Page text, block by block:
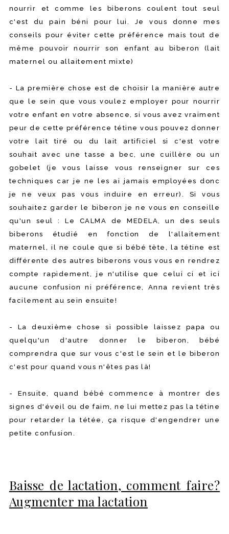
nourrir et comme les biberons coulent tout seul
c'est du pain béni pour lui. Je vous donne mes
conseils pour éviter cette préférence mais tout de
même pouvoir nourrir son enfant au biberon (lait
maternel ou allaitement mixte)
- La première chose est de choisir la manière autre
que le sein que vous voulez employer pour nourrir
votre enfant en votre absence, si vous avez vraiment
peur de cette préférence tétine vous pouvez donner
votre lait tiré ou du lait artificiel si c'est votre
souhait avec une tasse a bec, une cuillère ou un
gobelet (je vous laisse vous renseigner sur ces
techniques car je ne les ai jamais employées donc
je ne veux pas vous induire en erreur). Si vous
souhaitez garder le biberon je ne vous en conseille
qu'un seul : Le CALMA de MEDELA, un des seuls
biberons étudié en fonction de l'allaitement
maternel, il ne coule que si bébé tète, la tétine est
différente des autres biberons vous vous en rendrez
compte rapidement, je n'utilise que celui ci et ici
aucune confusion ni préférence, Anna revient très
facilement au sein ensuite!
- La deuxième chose si possible laissez papa ou
quelqu'un d'autre donner le biberon, bébé
comprendra que sur vous c'est le sein et le biberon
c'est pour quand vous n'êtes pas là!
- Ensuite, quand bébé commence à montrer des
signes d'éveil ou de faim, ne lui mettez pas la tétine
pour retarder la tétée, ça risque d'engendrer une
petite confusion.
Baisse de lactation, comment faire?
Augmenter ma lactation